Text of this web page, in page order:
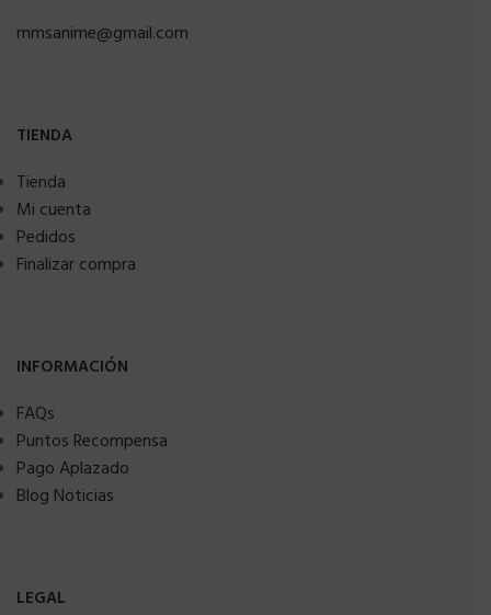
mmsanime@gmail.com
TIENDA
Tienda
Mi cuenta
Pedidos
Finalizar compra
INFORMACIÓN
FAQs
Puntos Recompensa
Pago Aplazado
Blog Noticias
LEGAL